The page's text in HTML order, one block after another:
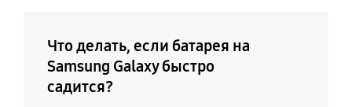
Что делать, если батарея на
Samsung Galaxy быстро
садится?